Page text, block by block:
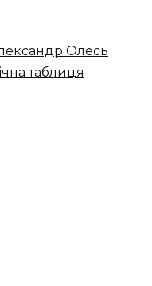
Олесь
таблиця